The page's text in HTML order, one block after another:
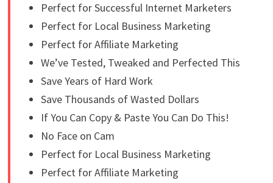
Perfect for Successful Internet Marketers
Perfect for Local Business Marketing
Perfect for Affiliate Marketing
We’ve Tested, Tweaked and Perfected This
Save Years of Hard Work
Save Thousands of Wasted Dollars
If You Can Copy & Paste You Can Do This!
No Face on Cam
Perfect for Local Business Marketing
Perfect for Affiliate Marketing